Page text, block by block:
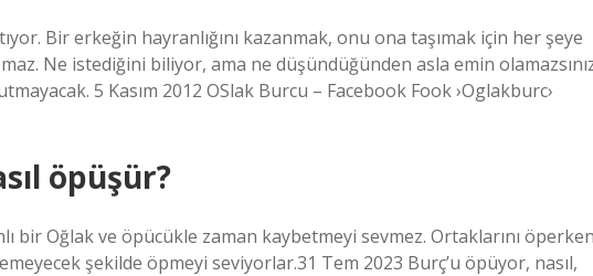
Bir erkeğin hayranlığını kazanmak, onu ona taşımak için her şeye
Ne istediğini biliyor, ama ne düşündüğünden asla emin
5 Kasım 2012 OSlak Burcu – Facebook Fook ›Oglakburc›
öpüşür?
bir Oğlak ve öpücükle zaman kaybetmeyi sevmez. Ortaklarını
şekilde öpmeyi seviyorlar.31 Tem 2023 Burç’u öpüyor, nasıl,